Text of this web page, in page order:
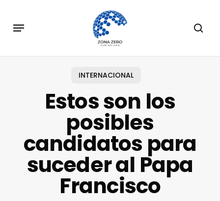
main
Menu
INTERNACIONAL
Estos son los
posibles
candidatos para
suceder al Papa
Francisco